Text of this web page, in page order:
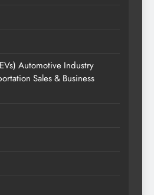
Automotive Industry
Sales & Business